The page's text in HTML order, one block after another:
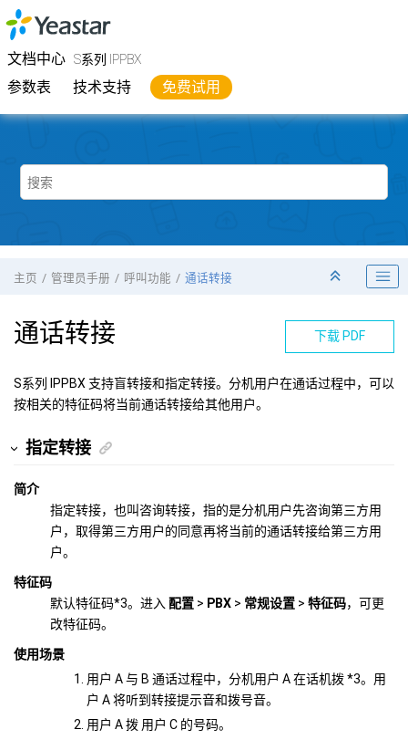
跳转到主要内容
文档中心 S系列 IPPBX
参数表 技术支持 免费试用
YeastarS系列 IPPBX
主页 管理员手册 呼叫功能 通话转接
下载 PDF
通话转接
S系列 IPPBX 支持盲转接和指定转接。分机用户在通话过程中，可以
按相关的特征码将当前通话转接给其他用户。
指定转接
简介
指定转接，也叫咨询转接，指的是分机用户先咨询第三方用
户，取得第三方用户的同意再将当前的通话转接给第三方用
户。
特征码
默认特征码*3。进入 配置 > PBX > 常规设置 > 特征码，可更
改特征码。
使用场景
用户 A 与 B 通话过程中，分机用户 A 在话机拨 *3。用
户 A 将听到转接提示音和拨号音。
用户 A 拨 用户 C 的号码。